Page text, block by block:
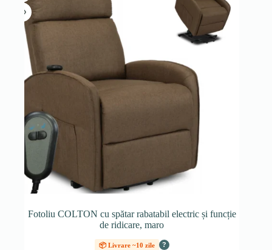
Fotoliu COLTON cu spătar rabatabil electric și funcție
de ridicare, maro
📦 Livrare ~10 zile ?